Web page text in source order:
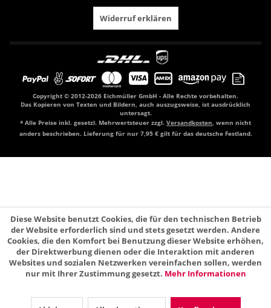
Widerruf erklären
Copyright © 2012-2026 Eichmüller GmbH - Alle Rechte vorbehalten.
Das Kopieren von Texten und Bildern, auch auszugsweise, ist ausdrücklich
untersagt.
* Alle Preise inkl. gesetzl. Mehrwertsteuer zzgl. Versandkosten , wenn nicht
anders beschrieben. Lieferung für nur 7,95 € gilt für das deutsche Festland.
Diese Website benutzt Cookies, die für den technischen Betrieb
der Website erforderlich sind und stets gesetzt werden. Andere
Cookies, die den Komfort bei Benutzung dieser Website erhöhen,
der Direktwerbung dienen oder die Interaktion mit anderen
Websites und sozialen Netzwerken vereinfachen sollen, werden
nur mit Ihrer Zustimmung gesetzt. Mehr Informationen